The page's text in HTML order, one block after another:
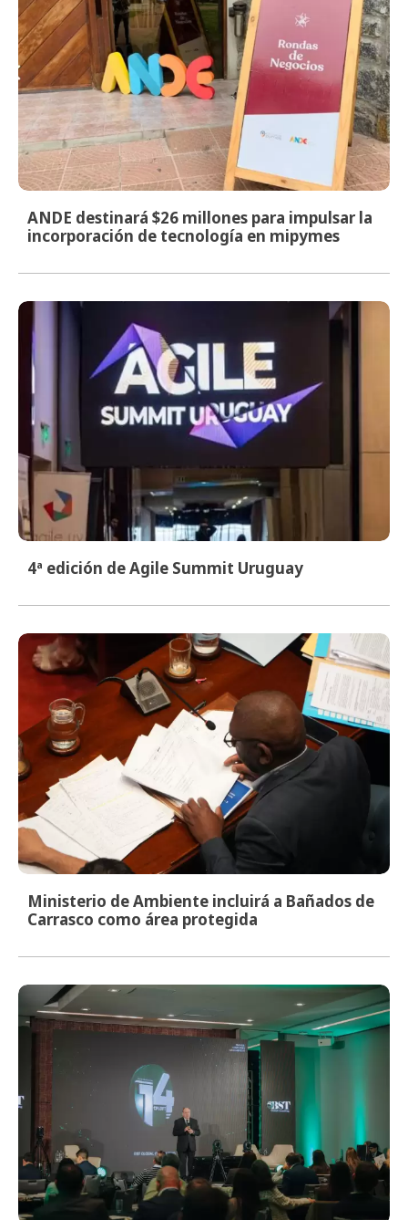
ANDE destinará $26 millones para impulsar la
incorporación de tecnología en mipymes
4ª edición de Agile Summit Uruguay
Ministerio de Ambiente incluirá a Bañados de
Carrasco como área protegida